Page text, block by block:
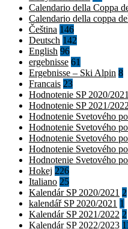
Calendario della Coppa
Calendario della coppa
Čeština 146
Deutsch 142
English 96
ergebnisse 61
Ergebnisse – Ski Alpin 8
Francais 23
Hodnotenie SP 2020/2021
Hodnotenie SP 2021/2022
Hodnotenie Svetového
Hodnotenie Svetového
Hodnotenie Svetového
Hodnotenie Svetového
Hodnotenie Svetového
Hokej 226
Italiano 25
Kalendár SP 2020/2021 2
kalendář SP 2020/2021 1
Kalendár SP 2021/2022 2
Kalendár SP 2022/2023